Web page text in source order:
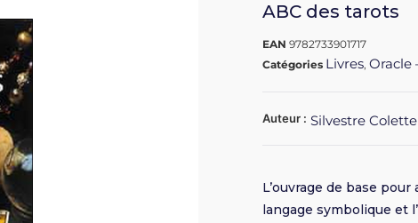
ABC des tarots
EAN9782733901717
Catégories Livres,Oracle
Auteur : Silvestre Colette
L’ouvrage de base
langage symbolique et